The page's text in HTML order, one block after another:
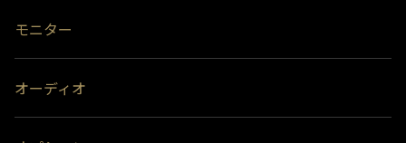
モニター
オーディオ